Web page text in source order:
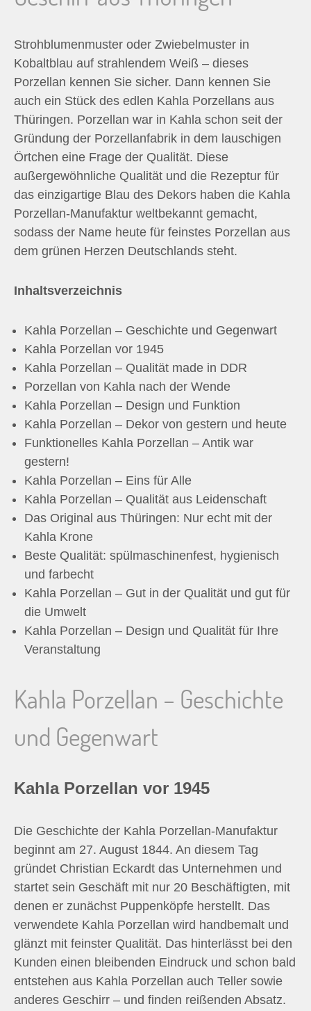
n
a
c
:
Strohblumenmuster oder Zwiebelmuster in
Kobaltblau auf strahlendem Weiß – dieses
Porzellan kennen Sie sicher. Dann kennen Sie
auch ein Stück des edlen Kahla Porzellans aus
Thüringen. Porzellan war in Kahla schon seit der
Gründung der Porzellanfabrik in dem lauschigen
Örtchen eine Frage der Qualität. Diese
außergewöhnliche Qualität und die Rezeptur für
das einzigartige Blau des Dekors haben die Kahla
Porzellan-Manufaktur weltbekannt gemacht,
sodass der Name heute für feinstes Porzellan aus
dem grünen Herzen Deutschlands steht.
Inhaltsverzeichnis
Kahla Porzellan – Geschichte und Gegenwart
Kahla Porzellan vor 1945
Kahla Porzellan – Qualität made in DDR
Porzellan von Kahla nach der Wende
Kahla Porzellan – Design und Funktion
Kahla Porzellan – Dekor von gestern und heute
Funktionelles Kahla Porzellan – Antik war
gestern!
Kahla Porzellan – Eins für Alle
Kahla Porzellan – Qualität aus Leidenschaft
Das Original aus Thüringen: Nur echt mit der
Kahla Krone
Beste Qualität: spülmaschinenfest, hygienisch
und farbecht
Kahla Porzellan – Gut in der Qualität und gut für
die Umwelt
Kahla Porzellan – Design und Qualität für Ihre
Veranstaltung
Kahla Porzellan – Geschichte
und Gegenwart
Kahla Porzellan vor 1945
Die Geschichte der Kahla Porzellan-Manufaktur
beginnt am 27. August 1844. An diesem Tag
gründet Christian Eckardt das Unternehmen und
startet sein Geschäft mit nur 20 Beschäftigten, mit
denen er zunächst Puppenköpfe herstellt. Das
verwendete Kahla Porzellan wird handbemalt und
glänzt mit feinster Qualität. Das hinterlässt bei den
Kunden einen bleibenden Eindruck und schon bald
entstehen aus Kahla Porzellan auch Teller sowie
anderes Geschirr – und finden reißenden Absatz.